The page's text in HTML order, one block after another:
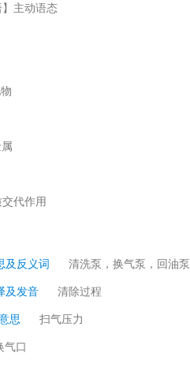
主动语态
代作用
及反义词
清洗泵，换气泵，回油泵
及发音 清除过程
思 扫气压力
气口